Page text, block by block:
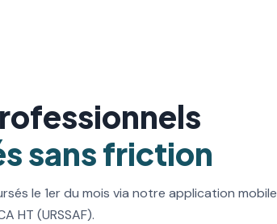
sans friction
le 1er du mois via notre application mobile
HT (URSSAF).